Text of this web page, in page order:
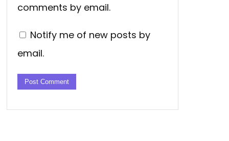
comments by email.
Notify me of new posts by
email.